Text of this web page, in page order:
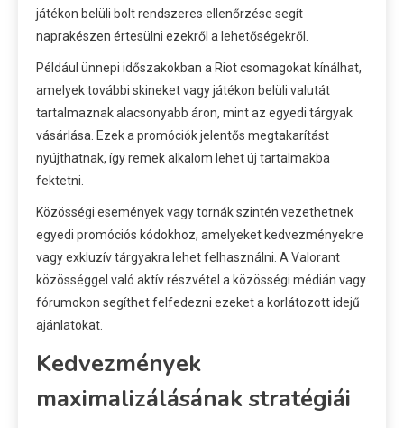
játékon belüli bolt rendszeres ellenőrzése segít
naprakészen értesülni ezekről a lehetőségekről.
Például ünnepi időszakokban a Riot csomagokat kínálhat,
amelyek további skineket vagy játékon belüli valutát
tartalmaznak alacsonyabb áron, mint az egyedi tárgyak
vásárlása. Ezek a promóciók jelentős megtakarítást
nyújthatnak, így remek alkalom lehet új tartalmakba
fektetni.
Közösségi események vagy tornák szintén vezethetnek
egyedi promóciós kódokhoz, amelyeket kedvezményekre
vagy exkluzív tárgyakra lehet felhasználni. A Valorant
közösséggel való aktív részvétel a közösségi médián vagy
fórumokon segíthet felfedezni ezeket a korlátozott idejű
ajánlatokat.
Kedvezmények
maximalizálásának stratégiái